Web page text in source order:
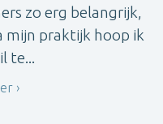
zo erg belangrijk,
mijn praktijk hoop ik
te...